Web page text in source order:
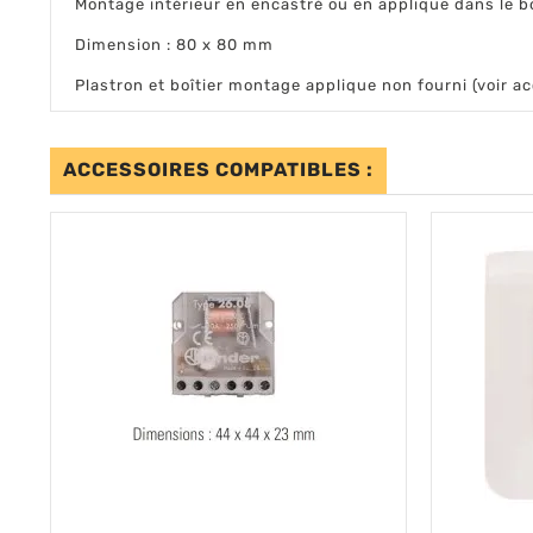
Montage intérieur en encastré ou en applique dans le
Dimension : 80 x 80 mm
Plastron et boîtier montage applique non fourni (voir
ACCESSOIRES COMPATIBLES :